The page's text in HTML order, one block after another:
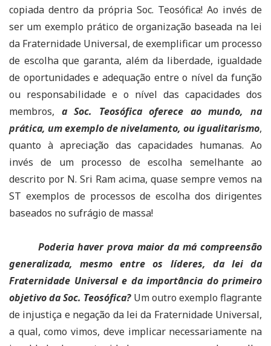
copiada dentro da própria Soc. Teosófica! Ao invés de
ser um exemplo prático de organização baseada na lei
da Fraternidade Universal, de exemplificar um processo
de escolha que garanta, além da liberdade, igualdade
de oportunidades e adequação entre o nível da função
ou responsabilidade e o nível das capacidades dos
membros, a Soc. Teosófica oferece ao mundo, na
prática, um exemplo de nivelamento, ou igualitarismo,
quanto à apreciação das capacidades humanas. Ao
invés de um processo de escolha semelhante ao
descrito por N. Sri Ram acima, quase sempre vemos na
ST exemplos de processos de escolha dos dirigentes
baseados no sufrágio de massa!
Poderia haver prova maior da má compreensão
generalizada, mesmo entre os líderes, da lei da
Fraternidade Universal e da importância do primeiro
objetivo da Soc. Teosófica?Um outro exemplo flagrante
de injustiça e negação da lei da Fraternidade Universal,
a qual, como vimos, deve implicar necessariamente na